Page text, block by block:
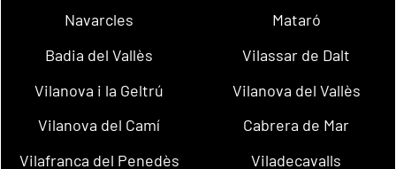
Navarcles
Mataró
Badia del Vallès
Vilassar de Dalt
Vilanova i la Geltrú
Vilanova del Vallès
Vilanova del Camí
Cabrera de Mar
Vilafranca del Penedès
Viladecavalls